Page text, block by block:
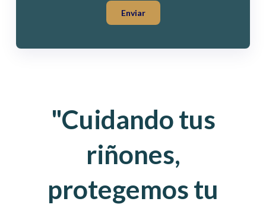
"Cuidando tus
riñones,
protegemos tu